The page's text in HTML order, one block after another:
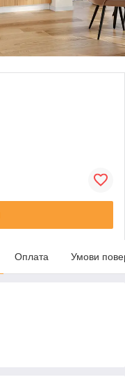
Оплата Умови